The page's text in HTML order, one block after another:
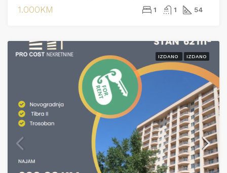
1.000KM 1 1 54
IZDANO IZDANO